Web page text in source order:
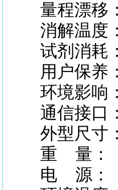
量程漂移：
消解温度：
试剂消耗：
用户保养：
环境影响：
通信接口：
外型尺寸：
重
量：
电
源：